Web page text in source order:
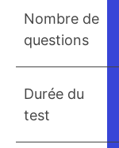
Nombre de
questions
Durée du
test